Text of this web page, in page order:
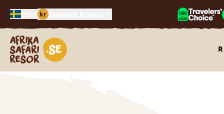
kr
Safari-resor i Afrika